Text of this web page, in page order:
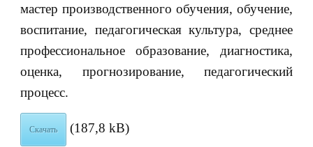
мастер производственного обучения, обучение,
воспитание, педагогическая культура, среднее
профессиональное образование, диагностика,
оценка, прогнозирование, педагогический
процесс.
Скачать (187,8 kB)